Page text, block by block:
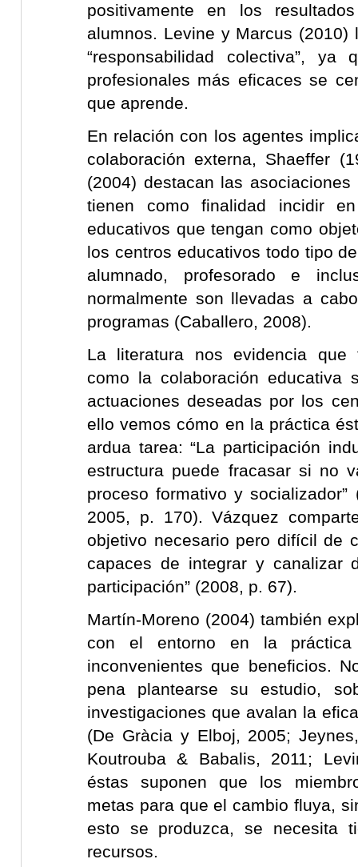
positivamente en los
alumnos. Levine y Marcus (2010)
“responsabilidad colectiva”, ya
profesionales más eficaces se
que aprende.
En relación con los agentes
colaboración externa, Shaeffer
(2004) destacan las
tienen como finalidad incidir
educativos que tengan como
los centros educativos todo tipo
alumnado, profesorado e
normalmente son llevadas a
programas (Caballero, 2008).
La literatura nos evidencia que
como la colaboración educativa
actuaciones deseadas por los
ello vemos cómo en la práctica
ardua tarea: “La participación
estructura puede fracasar si no
proceso formativo y
2005, p. 170). Vázquez
objetivo necesario pero difícil de
capaces de integrar y canalizar
participación” (2008, p. 67).
Martín-Moreno (2004) también
con el entorno en la práctica
inconvenientes que beneficios.
pena plantearse su estudio,
investigaciones que avalan la
(De Gràcia y Elboj, 2005;
Koutrouba & Babalis, 2011;
éstas suponen que los
metas para que el cambio fluya,
esto se produzca, se necesita
recursos.